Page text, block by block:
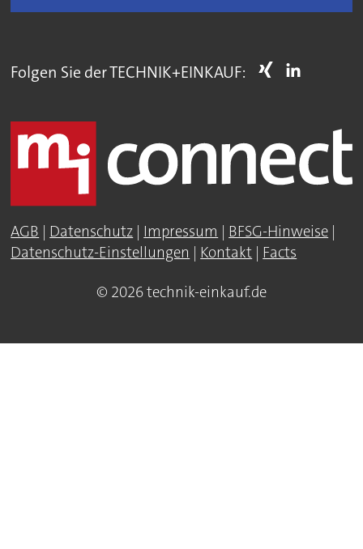
Folgen Sie der TECHNIK+EINKAUF:
AGB | Datenschutz | Impressum | BFSG-Hinweise |
Datenschutz-Einstellungen | Kontakt | Facts
© 2026 technik-einkauf.de